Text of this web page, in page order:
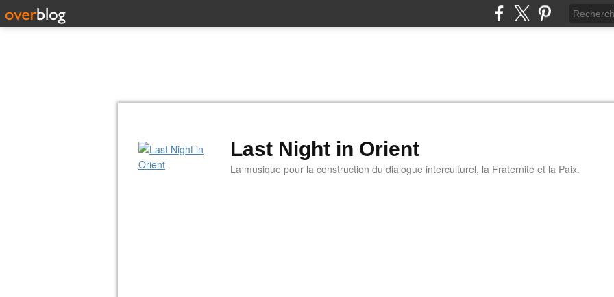
Last Night in Orient
La musique pour la construction du dialogue interculturel, la Fraternité et la Paix.